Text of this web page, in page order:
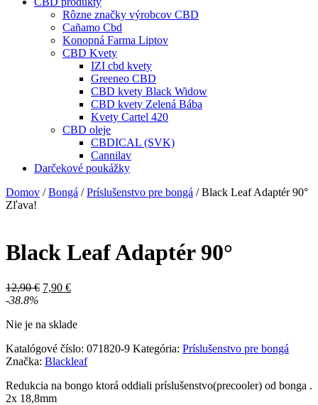
Rôzne značky výrobcov CBD
Cañamo Cbd
Konopná Farma Liptov
CBD Kvety
IZI cbd kvety
Greeneo CBD
CBD kvety Black Widow
CBD kvety Zelená Bába
Kvety Cartel 420
CBD oleje
CBDICAL (SVK)
Cannilav
Darčekové poukážky
Domov /Bongá /Príslušenstvo pre bongá / Black Leaf Adaptér 90°
Zľava!
Black Leaf Adaptér 90°
12,90€ Pôvodná
12,90 €.
7,90 €Aktuálna
7,90 €.
-38.8%
Nie je na sklade
Katalógové číslo: 071820-9 Kategória: Príslušenstvo pre bongá
Značka: Blackleaf
Redukcia na bongo ktorá oddiali príslušenstvo(precooler) od bonga .
2x 18,8mm